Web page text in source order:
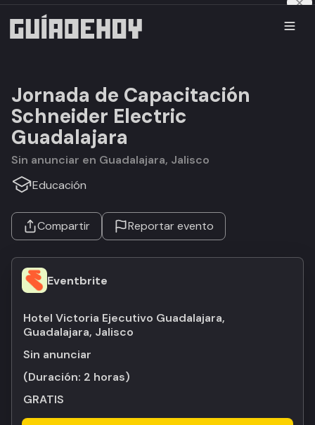
Jornada de Capacitación
Schneider Electric
Guadalajara
Sin anunciar en Guadalajara, Jalisco
Educación
Compartir Reportar evento
Eventbrite
Hotel Victoria Ejecutivo Guadalajara,
Guadalajara, Jalisco
Sin anunciar
(Duración: 2 horas)
GRATIS